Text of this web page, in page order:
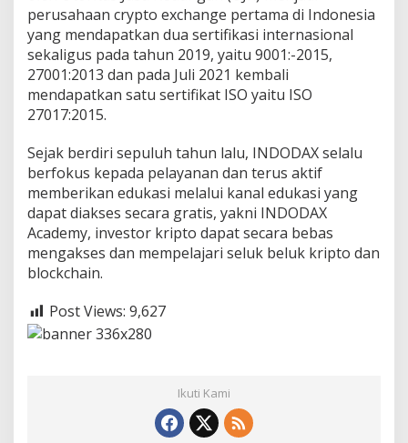
perusahaan crypto exchange pertama di Indonesia
yang mendapatkan dua sertifikasi internasional
sekaligus pada tahun 2019, yaitu 9001:-2015,
27001:2013 dan pada Juli 2021 kembali
mendapatkan satu sertifikat ISO yaitu ISO
27017:2015.
Sejak berdiri sepuluh tahun lalu, INDODAX selalu
berfokus kepada pelayanan dan terus aktif
memberikan edukasi melalui kanal edukasi yang
dapat diakses secara gratis, yakni INDODAX
Academy, investor kripto dapat secara bebas
mengakses dan mempelajari seluk beluk kripto dan
blockchain.
Post Views: 9,627
Ikuti Kami